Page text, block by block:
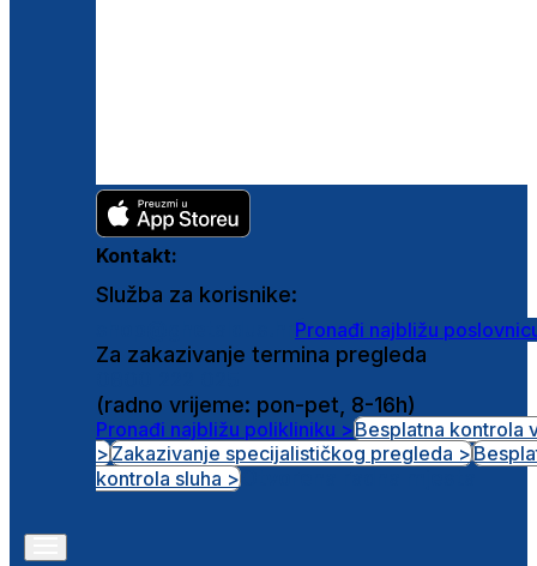
Kontakt:
Služba za korisnike:
Pronađi najbližu
Za zakazivanje termina pregleda
(radno vrijeme: pon-pet, 8-16h)
Pronađi najbližu polikliniku >Besplatna kontrola
>Zakazivanje specijalističkog pregleda >
kontrola sluha >